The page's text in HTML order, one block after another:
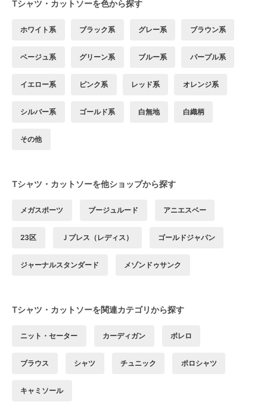
Tシャツ・カットソーを色から探す
ホワイト系 ブラック系 グレー系 ブラウン系
ベージュ系 グリーン系 ブルー系 パープル系
イエロー系 ピンク系 レッド系 オレンジ系
シルバー系 ゴールド系 白無地 白織柄
その他
Tシャツ・カットソーを他ショップから探す
メガスポーツ ブージュルード アニエスベー
23区 Ｊプレス（レディス） ゴールドジャパン
ジャーナルスタンダード メゾンドゥサンク
Tシャツ・カットソーを関連カテゴリから探す
ニット・セーター カーディガン ボレロ
ブラウス シャツ チュニック ポロシャツ
キャミソール